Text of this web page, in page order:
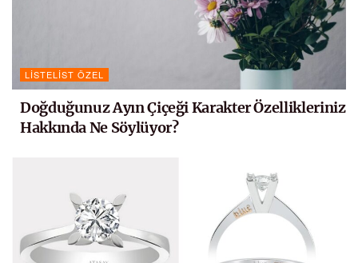
LISTELIST ÖZEL
Doğduğunuz Ayın Çiçeği Karakter Özellikleriniz
Hakkında Ne Söylüyor?